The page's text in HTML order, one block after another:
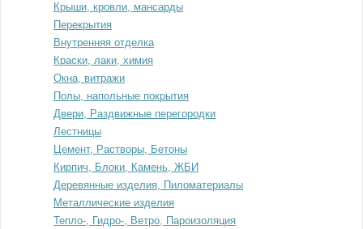
Крыши, кровли, мансарды
Перекрытия
Внутренняя отделка
Краски, лаки, химия
Окна, витражи
Полы, напольные покрытия
Двери, Раздвижные перегородки
Лестницы
Цемент, Растворы, Бетоны
Кирпич, Блоки, Камень, ЖБИ
Деревянные изделия, Пиломатериалы
Металлические изделия
Тепло-, Гидро-, Ветро, Пароизоляция